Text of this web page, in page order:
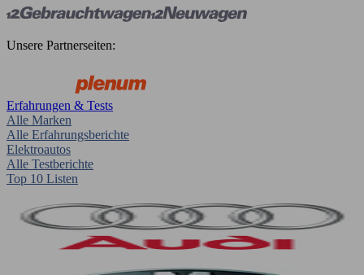
Unsere Partnerseiten:
Erfahrungen & Tests
Alle Marken
Alle Erfahrungsberichte
Elektroautos
Alle Testberichte
Top 10 Listen